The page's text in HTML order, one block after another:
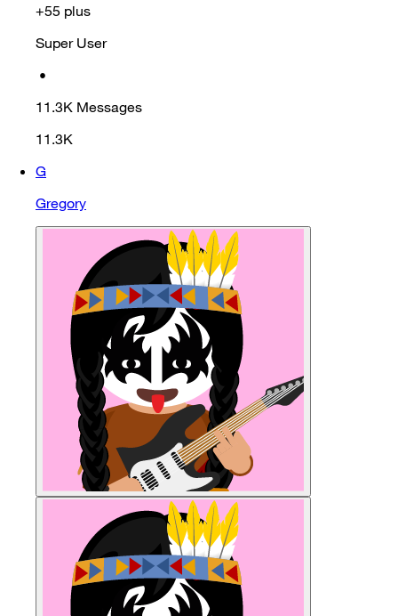
+55 plus
Super User
•
11.3K Messages
11.3K
G
Gregory